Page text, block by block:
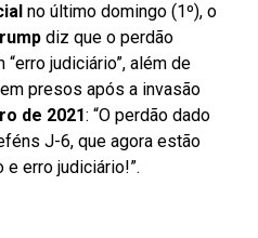
no último domingo (1º), o
diz que o perdão
judiciário”, além de
presos após a invasão
de 2021: “O perdão dado
J-6, que agora estão
e erro judiciário!”.